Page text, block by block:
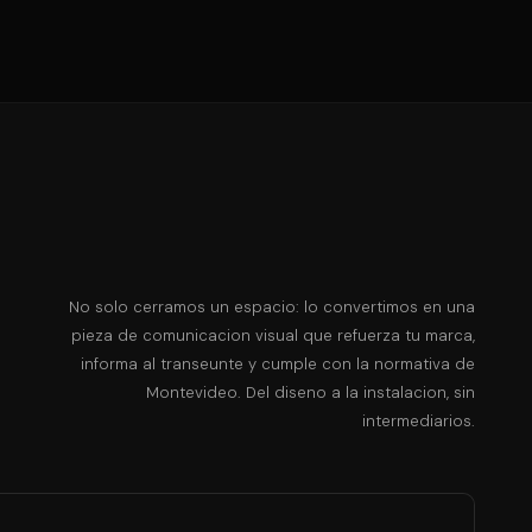
No solo cerramos un espacio: lo convertimos en una
pieza de comunicacion visual que refuerza tu marca,
informa al transeunte y cumple con la normativa de
Montevideo. Del diseno a la instalacion, sin
intermediarios.